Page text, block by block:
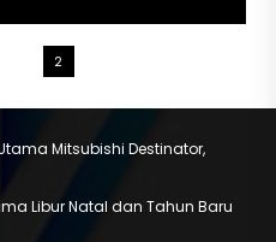
2
Mitsubishi Destinator,
Libur Natal dan Tahun Baru